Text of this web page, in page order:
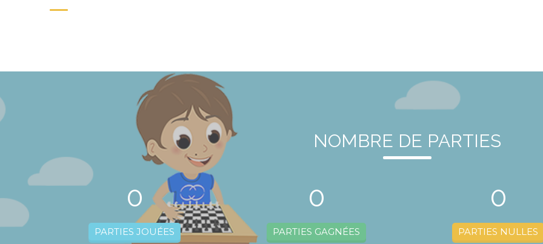
NOMBRE DE PARTIES
0
PARTIES JOUÉES
0
PARTIES GAGNÉES
0
PARTIES NULLES